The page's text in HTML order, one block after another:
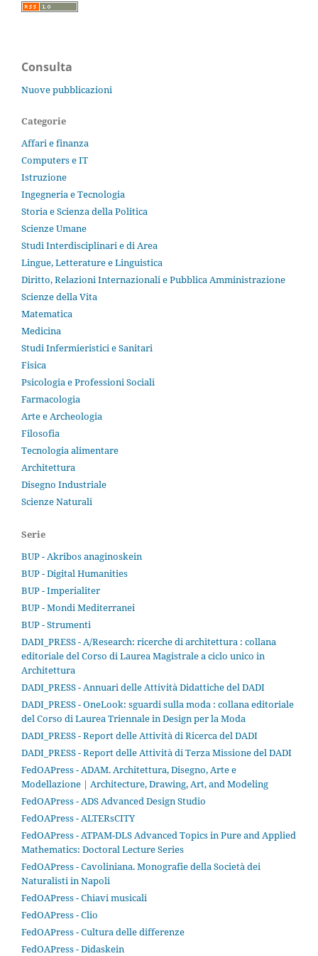
Consulta
Nuove pubblicazioni
Categorie
Affari e finanza
Computers e IT
Istruzione
Ingegneria e Tecnologia
Storia e Scienza della Politica
Scienze Umane
Studi Interdisciplinari e di Area
Lingue, Letterature e Linguistica
Diritto, Relazioni Internazionali e Pubblica Amministrazione
Scienze della Vita
Matematica
Medicina
Studi Infermieristici e Sanitari
Fisica
Psicologia e Professioni Sociali
Farmacologia
Arte e Archeologia
Filosofia
Tecnologia alimentare
Architettura
Disegno Industriale
Scienze Naturali
Serie
BUP - Akribos anaginoskein
BUP - Digital Humanities
BUP - Imperialiter
BUP - Mondi Mediterranei
BUP - Strumenti
DADI_PRESS - A/Research: ricerche di architettura : collana
editoriale del Corso di Laurea Magistrale a ciclo unico in
Architettura
DADI_PRESS - Annuari delle Attività Didattiche del DADI
DADI_PRESS - OneLook: sguardi sulla moda : collana editoriale
del Corso di Laurea Triennale in Design per la Moda
DADI_PRESS - Report delle Attività di Ricerca del DADI
DADI_PRESS - Report delle Attività di Terza Missione del DADI
FedOAPress - ADAM. Architettura, Disegno, Arte e
Modellazione | Architecture, Drawing, Art, and Modeling
FedOAPress - ADS Advanced Design Studio
FedOAPress - ALTERsCITY
FedOAPress - ATPAM-DLS Advanced Topics in Pure and Applied
Mathematics: Doctoral Lecture Series
FedOAPress - Cavoliniana. Monografie della Società dei
Naturalisti in Napoli
FedOAPress - Chiavi musicali
FedOAPress - Clio
FedOAPress - Cultura delle differenze
FedOAPress - Didaskein